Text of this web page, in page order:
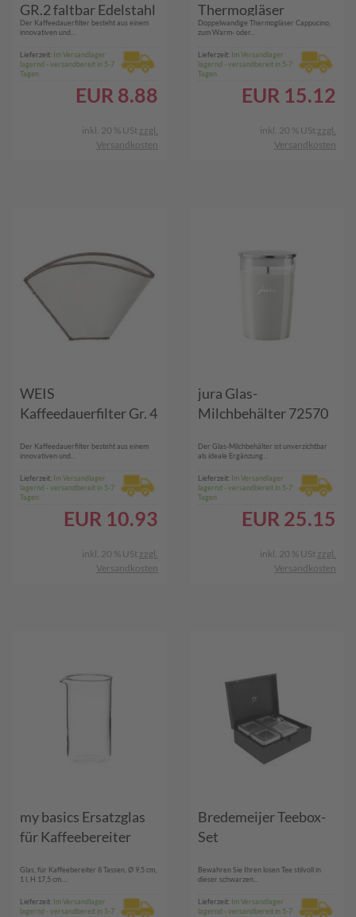
GR.2 faltbar Edelstahl
Der Kaffeedauerfilter besteht aus einem
innovativen und...
Lieferzeit: Im Versandlager
lagernd - versandbereit in 5-7
Tagen
EUR 8.88
inkl. 20 % USt zzgl.
Versandkosten
Thermogläser
Cappucino
Doppelwandige Thermogläser Cappucino,
zum Warm- oder...
Lieferzeit: Im Versandlager
lagernd - versandbereit in 5-7
Tagen
EUR 15.12
inkl. 20 % USt zzgl.
Versandkosten
WEIS
Kaffeedauerfilter Gr. 4
Der Kaffeedauerfilter besteht aus einem
innovativen und...
Lieferzeit: Im Versandlager
lagernd - versandbereit in 5-7
Tagen
EUR 10.93
inkl. 20 % USt zzgl.
Versandkosten
jura Glas-
Milchbehälter 72570
Der Glas-Milchbehälter ist unverzichtbar
als ideale Ergänzung...
Lieferzeit: Im Versandlager
lagernd - versandbereit in 5-7
Tagen
EUR 25.15
inkl. 20 % USt zzgl.
Versandkosten
my basics Ersatzglas
für Kaffeebereiter
Glas, für Kaffeebereiter 8 Tassen, Ø 9,5 cm,
1 l, H 17,5 cm....
Lieferzeit: Im Versandlager
lagernd - versandbereit in 5-7
Bredemeijer Teebox-
Set
Bewahren Sie Ihren losen Tee stilvoll in
dieser schwarzen...
Lieferzeit: Im Versandlager
lagernd - versandbereit in 5-7